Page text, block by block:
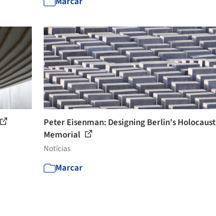
Peter Eisenman: Designing Berlin's Holocaust
Memorial
Notícias
Marcar